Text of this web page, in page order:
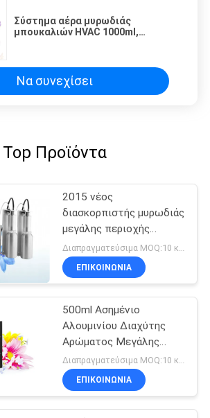
Σύστημα αέρα μυρωδιάς
μπουκαλιών HVAC 1000ml,
λόμπι ξενοδοχείων
Να συνεχίσει
Top Προϊόντα
2015 νέος
διασκορπιστής μυρωδιάς
μεγάλης περιοχής
ψεκαστήρων άφιξης
110v ασημένιος
εξωτερικός 4L
ΕΠΙΚΟΙΝΩΝΊΑ
500ml Ασημένιο
Αλουμινίου Διαχύτης
Αρώματος Μεγάλης
Περιοχής
Διαπραγματεύσιμα MOQ:10 κομμάτια
ΕΠΙΚΟΙΝΩΝΊΑ